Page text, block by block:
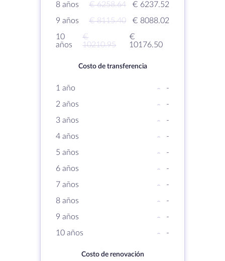
8 años
€ 6258.64
€ 6237.52
9 años
€ 8115.40
€ 8088.02
10
años
€
10210.95
€
10176.50
Costo de transferencia
1 año -
-
2 años
-
-
3 años
-
-
4 años
-
-
5 años
-
-
6 años
-
-
7 años
-
-
8 años
-
-
9 años
-
-
10 años
- -
Costo de renovación